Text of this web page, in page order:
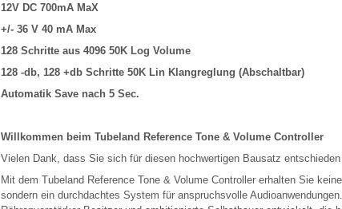
12V DC 700mA MaX
+/- 36 V 40 mA Max
128 Schritte aus 4096 50K Log Volume
128 -db, 128 +db Schritte 50K Lin Klangreglung (Abschaltbar)
Automatik Save nach 5 Sec.
Willkommen beim Tubeland Reference Tone & Volume Controller
Vielen Dank, dass Sie sich für diesen hochwertigen Bausatz entschieden
Mit dem Tubeland Reference Tone & Volume Controller erhalten Sie
sondern ein durchdachtes System für anspruchsvolle